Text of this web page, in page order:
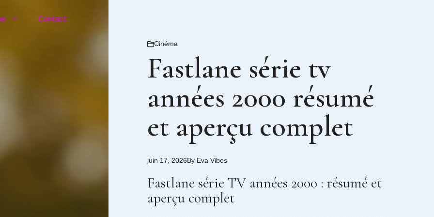
Contact
Cinéma
Fastlane série tv
années 2000 résumé
et aperçu complet
juin 17, 2026By Eva Vibes
Fastlane série TV années 2000 : résumé et
aperçu complet